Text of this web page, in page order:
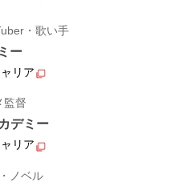
・歌い手
ー
リア
監督
デミー
リア
ノベル